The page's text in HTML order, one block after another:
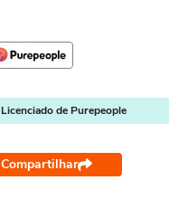
Licenciado de Purepeople
Compartilhar